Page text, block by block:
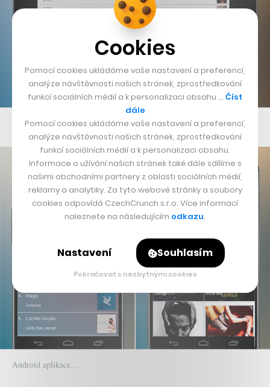
Admin rozhraní pro podniky…
Android aplikace…
Cookies
Pomocí cookies ukládáme vaše nastavení a preferencí,
analýze návštěvnosti našich stránek, zprostředkování
funkcí sociálních médií a k personalizaci obsahu … Číst
dále
Pomocí cookies ukládáme vaše nastavení a preferencí,
analýze návštěvnosti našich stránek, zprostředkování
funkcí sociálních médií a k personalizaci obsahu.
Informace o užívání našich stránek také dále sdílíme s
našimi obchodními partnery z oblasti sociálních médií,
reklamy a analytiky. Za tyto webové stránky a soubory
cookies odpovídá CzechCrunch s.r.o. Více informací
naleznete na následujícím odkazu.
Nastavení Souhlasím
Pokračovat s nezbytnými cookies